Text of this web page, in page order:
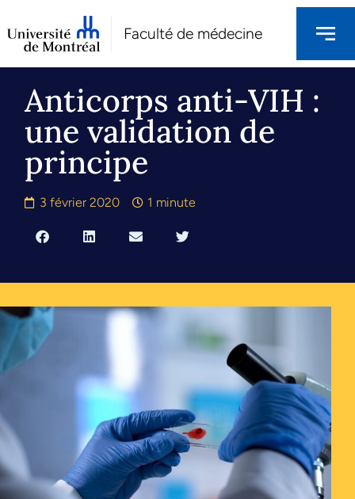
Faculté de médecine
Anticorps anti-VIH :
une validation de
principe
3 février 2020 1 minute